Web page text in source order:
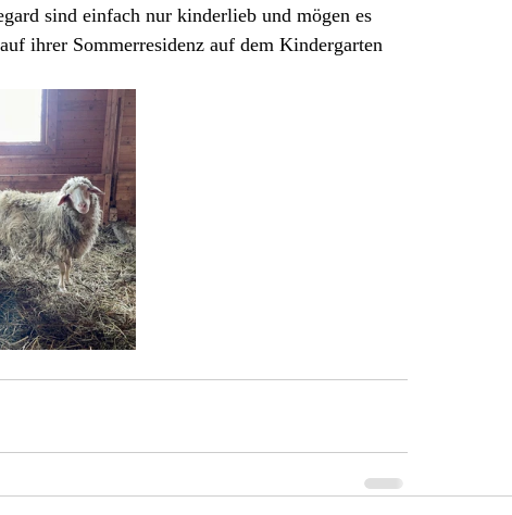
sind einfach nur kinderlieb und mögen es
ihrer Sommerresidenz auf dem Kindergarten